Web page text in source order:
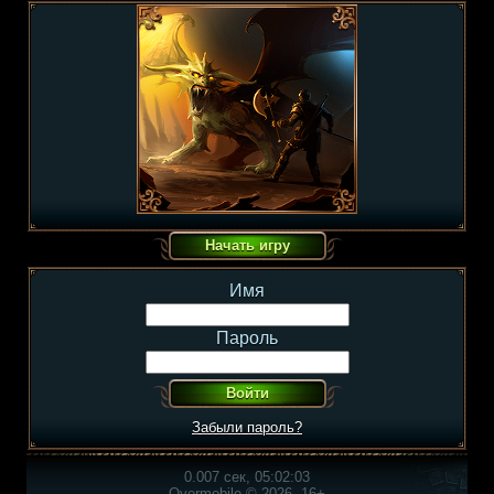
Имя
Пароль
Забыли пароль?
0.007 сек, 05:02:03